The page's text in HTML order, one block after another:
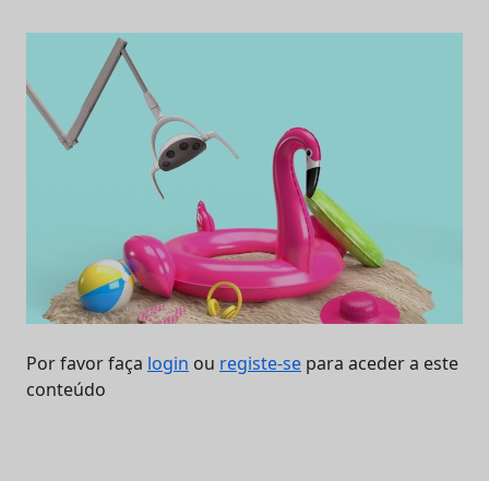
Por favor faça login ou registe-se para aceder a este
conteúdo